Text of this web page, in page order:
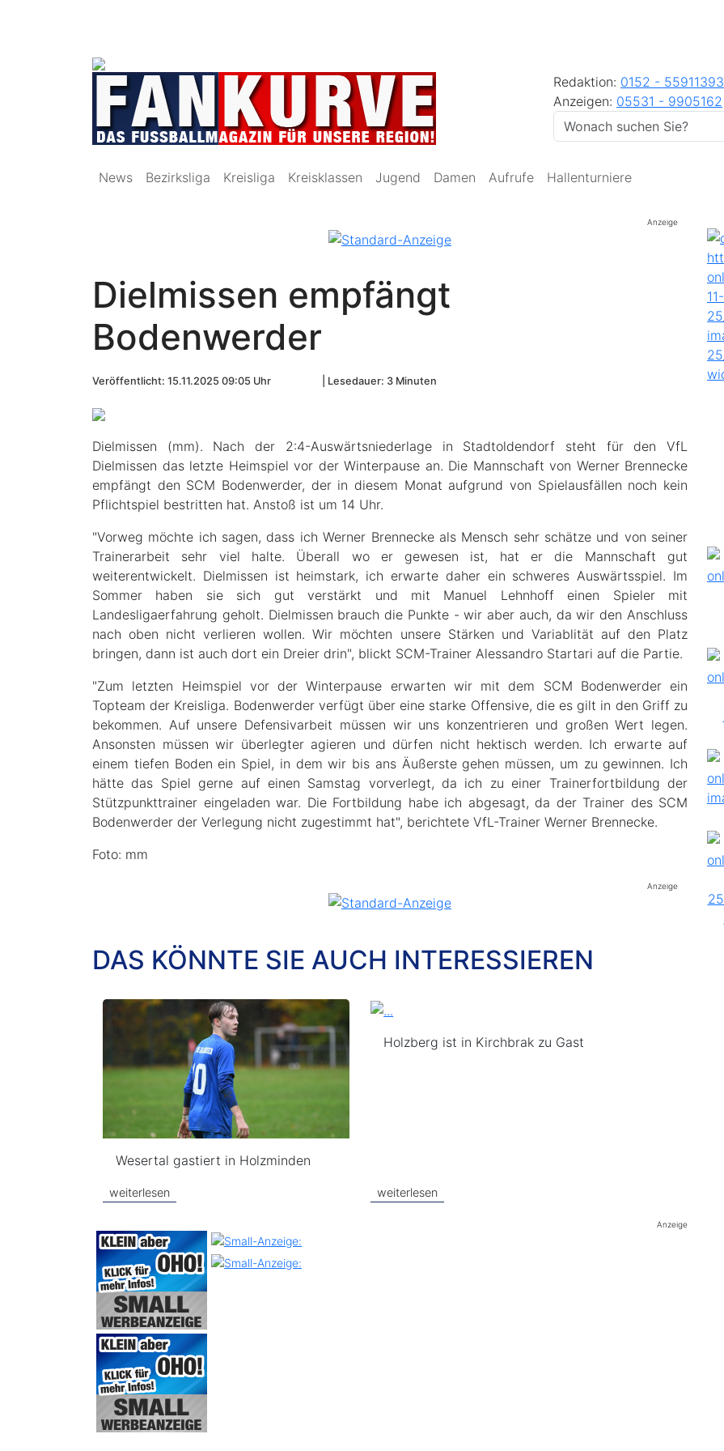
Redaktion: 0152 - 55911393
Anzeigen: 05531 - 9905162
News Bezirksliga Kreisliga Kreisklassen Jugend Damen Aufrufe Hallenturniere
Anzeige
Dielmissen empfängt
Bodenwerder
Veröffentlicht: 15.11.2025 09:05 Uhr Lesedauer: 3 Minuten
Dielmissen (mm). Nach der 2:4-Auswärtsniederlage in Stadtoldendorf steht für den VfL
Dielmissen das letzte Heimspiel vor der Winterpause an. Die Mannschaft von Werner Brennecke
empfängt den SCM Bodenwerder, der in diesem Monat aufgrund von Spielausfällen noch kein
Pflichtspiel bestritten hat. Anstoß ist um 14 Uhr.
"Vorweg möchte ich sagen, dass ich Werner Brennecke als Mensch sehr schätze und von seiner
Trainerarbeit sehr viel halte. Überall wo er gewesen ist, hat er die Mannschaft gut
weiterentwickelt. Dielmissen ist heimstark, ich erwarte daher ein schweres Auswärtsspiel. Im
Sommer haben sie sich gut verstärkt und mit Manuel Lehnhoff einen Spieler mit
Landesligaerfahrung geholt. Dielmissen brauch die Punkte - wir aber auch, da wir den Anschluss
nach oben nicht verlieren wollen. Wir möchten unsere Stärken und Variablität auf den Platz
bringen, dann ist auch dort ein Dreier drin", blickt SCM-Trainer Alessandro Startari auf die Partie.
"Zum letzten Heimspiel vor der Winterpause erwarten wir mit dem SCM Bodenwerder ein
Topteam der Kreisliga. Bodenwerder verfügt über eine starke Offensive, die es gilt in den Griff zu
bekommen. Auf unsere Defensivarbeit müssen wir uns konzentrieren und großen Wert legen.
Ansonsten müssen wir überlegter agieren und dürfen nicht hektisch werden. Ich erwarte auf
einem tiefen Boden ein Spiel, in dem wir bis ans Äußerste gehen müssen, um zu gewinnen. Ich
hätte das Spiel gerne auf einen Samstag vorverlegt, da ich zu einer Trainerfortbildung der
Stützpunkttrainer eingeladen war. Die Fortbildung habe ich abgesagt, da der Trainer des SCM
Bodenwerder der Verlegung nicht zugestimmt hat", berichtete VfL-Trainer Werner Brennecke.
Foto: mm
Anzeige
DAS KÖNNTE SIE AUCH INTERESSIEREN
Wesertal gastiert in Holzminden
weiterlesen
Holzberg ist in Kirchbrak zu Gast
weiterlesen
Anzeige